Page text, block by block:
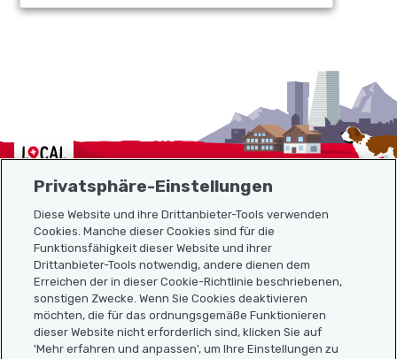
Localcities
Sitemap
Nützliche Links
Localcities App herunterladen
Privatsphäre-Einstellungen
Diese Website und ihre Drittanbieter-Tools verwenden
Cookies. Manche dieser Cookies sind für die
Funktionsfähigkeit dieser Website und ihrer
Drittanbieter-Tools notwendig, andere dienen dem
Erreichen der in dieser Cookie-Richtlinie beschriebenen,
sonstigen Zwecke. Wenn Sie Cookies deaktivieren
möchten, die für das ordnungsgemäße Funktionieren
dieser Website nicht erforderlich sind, klicken Sie auf
'Mehr erfahren und anpassen', um Ihre Einstellungen zu